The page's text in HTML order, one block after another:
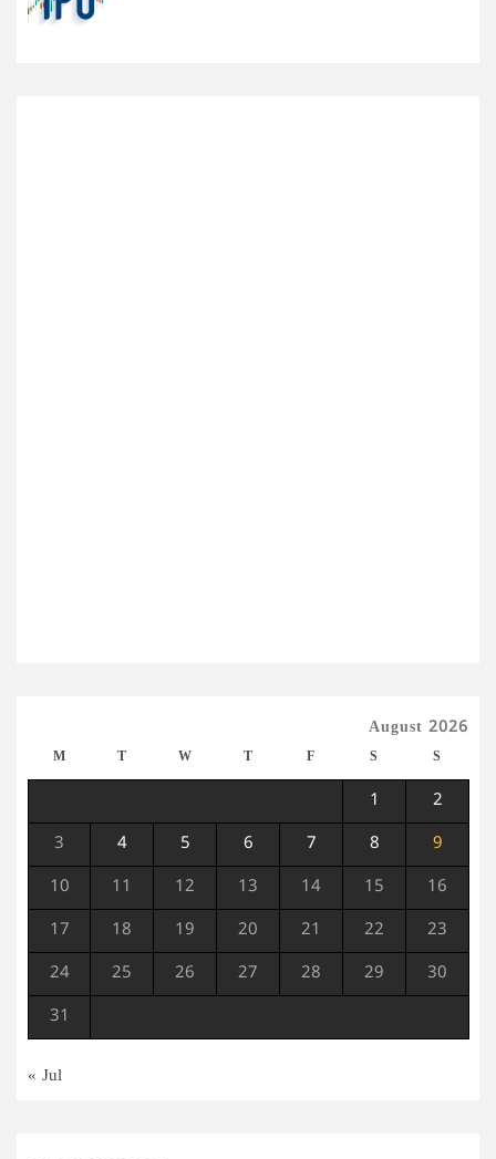
August 2026
M T W T F S S
1 2
3 4 5 6 7 8 9
10 11 12 13 14 15 16
17 18 19 20 21 22 23
24 25 26 27 28 29 30
31
« Jul